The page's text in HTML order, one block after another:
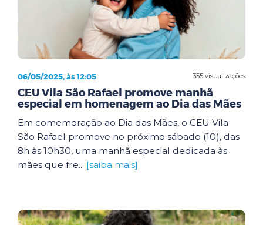
355 visualizações
06/05/2025, às 12:05
CEU Vila São Rafael promove manhã
especial em homenagem ao Dia das Mães
Em comemoração ao Dia das Mães, o CEU Vila
São Rafael promove no próximo sábado (10), das
8h às 10h30, uma manhã especial dedicada às
mães que fre... [saiba mais]